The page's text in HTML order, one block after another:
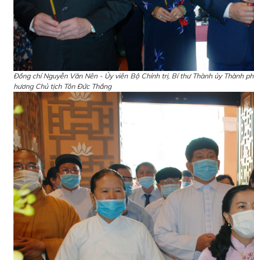
Đồng chí Nguyễn Văn Nên - Ủy viên Bộ Chính trị, Bí thư Thành ủy Thành
hương Chủ tịch Tôn Đức Thắng